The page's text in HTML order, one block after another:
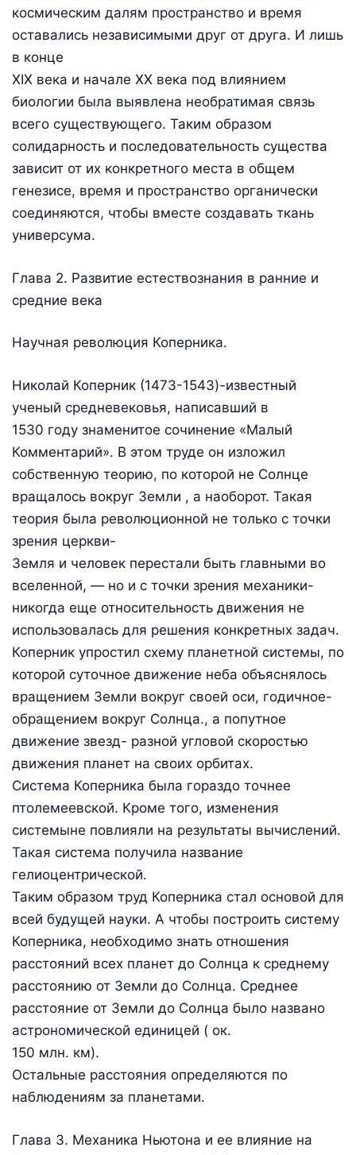
космическим далям пространство и время
оставались независимыми друг от друга. И лишь
в конце
XIX века и начале ХХ века под влиянием
биологии была выявлена необратимая связь
всего существующего. Таким образом
солидарность и последовательность существа
зависит от их конкретного места в общем
генезисе, время и пространство органически
соединяются, чтобы вместе создавать ткань
универсума.
Глава 2. Развитие естествознания в ранние и
средние века
Научная революция Коперника.
Николай Коперник (1473-1543)-известный
ученый средневековья, написавший в
1530 году знаменитое сочинение «Малый
Комментарий». В этом труде он изложил
собственную теорию, по которой не Солнце
вращалось вокруг Земли , а наоборот. Такая
теория была революционной не только с точки
зрения церкви-
Земля и человек перестали быть главными во
вселенной, — но и с точки зрения механики-
никогда еще относительность движения не
использовалась для решения конкретных задач.
Коперник упростил схему планетной системы, по
которой суточное движение неба объяснялось
вращением Земли вокруг своей оси, годичное-
обращением вокруг Солнца., а попутное
движение звезд- разной угловой скоростью
движения планет на своих орбитах.
Система Коперника была гораздо точнее
птолемеевской. Кроме того, изменения
системыне повлияли на результаты вычислений.
Такая система получила название
гелиоцентрической.
Таким образом труд Коперника стал основой для
всей будущей науки. А чтобы построить систему
Коперника, необходимо знать отношения
расстояний всех планет до Солнца к среднему
расстоянию от Земли до Солнца. Среднее
расстояние от Земли до Солнца было названо
астрономической единицей ( ок.
150 млн. км).
Остальные расстояния определяются по
наблюдениям за планетами.
Глава 3. Механика Ньютона и ее влияние на